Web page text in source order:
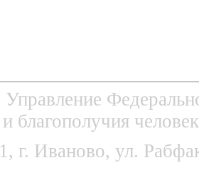
благополучия
г. Иваново, ул.